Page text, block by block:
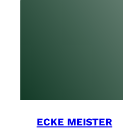
ECKE MEISTER